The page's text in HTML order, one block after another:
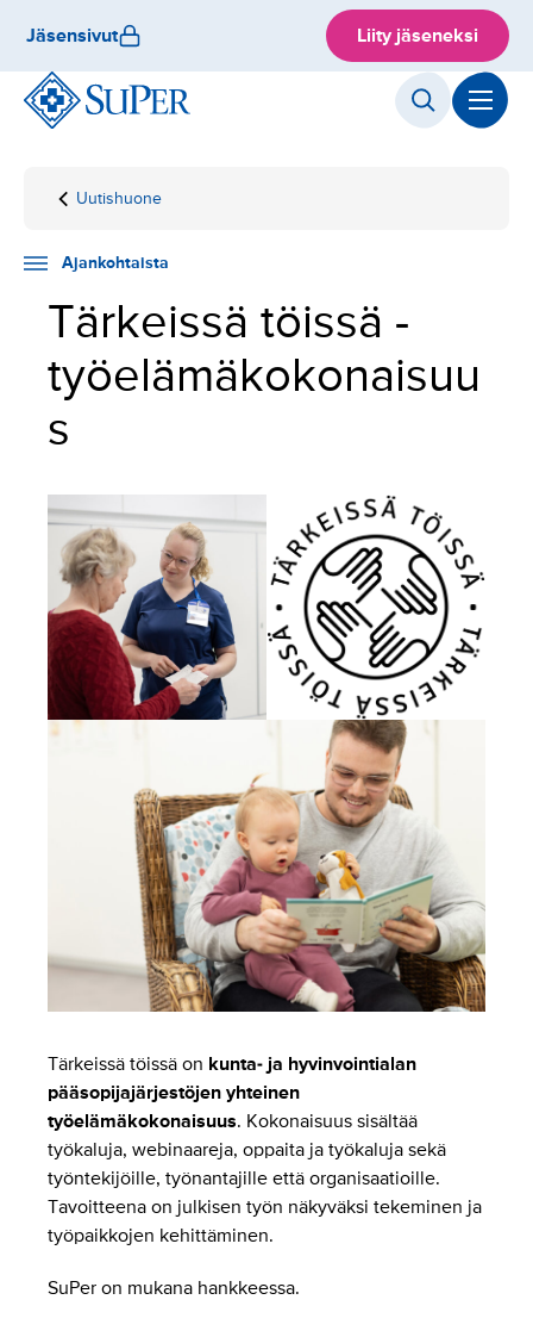
sisältöön
Jäsensivut Liity jäseneksi
Etusivu
Ajankohtaista
Uutishuone
Tärkeissä
Ajankohtaista
Tärkeissä töissä -
työelämäkokonaisuu
s
Tärkeissä töissä on kunta- ja hyvinvointialan
pääsopijajärjestöjen yhteinen
työelämäkokonaisuus. Kokonaisuus sisältää
työkaluja, webinaareja, oppaita ja työkaluja sekä
työntekijöille, työnantajille että organisaatioille.
Tavoitteena on julkisen työn näkyväksi tekeminen ja
työpaikkojen kehittäminen.
SuPer on mukana hankkeessa.